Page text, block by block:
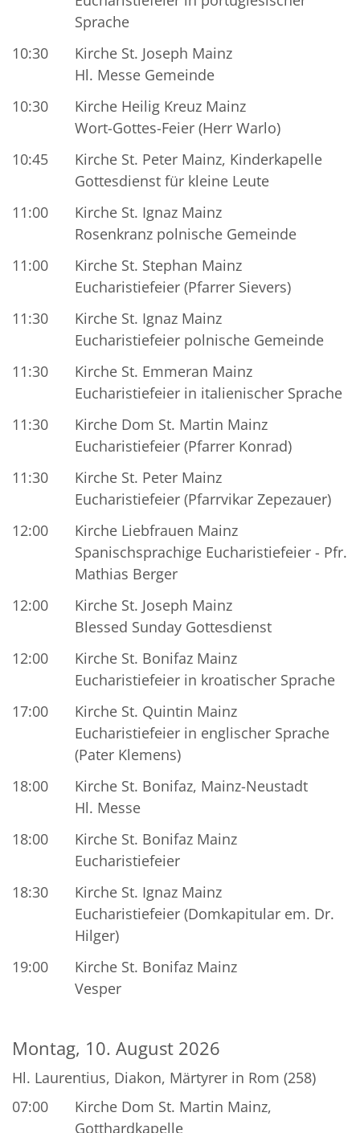
Sprache
10:30
Kirche St. Joseph Mainz
Hl. Messe Gemeinde
10:30
Kirche Heilig Kreuz Mainz
Wort-Gottes-Feier (Herr Warlo)
10:45
Kirche St. Peter Mainz, Kinderkapelle
Gottesdienst für kleine Leute
11:00
Kirche St. Ignaz Mainz
Rosenkranz polnische Gemeinde
11:00
Kirche St. Stephan Mainz
Eucharistiefeier (Pfarrer Sievers)
11:30
Kirche St. Ignaz Mainz
Eucharistiefeier polnische Gemeinde
11:30
Kirche St. Emmeran Mainz
Eucharistiefeier in italienischer Sprache
11:30
Kirche Dom St. Martin Mainz
Eucharistiefeier (Pfarrer Konrad)
11:30
Kirche St. Peter Mainz
Eucharistiefeier (Pfarrvikar Zepezauer)
12:00
Kirche Liebfrauen Mainz
Spanischsprachige Eucharistiefeier - Pfr.
Mathias Berger
12:00
Kirche St. Joseph Mainz
Blessed Sunday Gottesdienst
12:00
Kirche St. Bonifaz Mainz
Eucharistiefeier in kroatischer Sprache
17:00
Kirche St. Quintin Mainz
Eucharistiefeier in englischer Sprache
(Pater Klemens)
18:00
Kirche St. Bonifaz, Mainz-Neustadt
Hl. Messe
18:00
Kirche St. Bonifaz Mainz
Eucharistiefeier
18:30
Kirche St. Ignaz Mainz
Eucharistiefeier (Domkapitular em. Dr.
Hilger)
19:00
Kirche St. Bonifaz Mainz
Vesper
Montag, 10. August 2026
Hl. Laurentius, Diakon, Märtyrer in Rom (258)
07:00
Kirche Dom St. Martin Mainz,
Gotthardkapelle